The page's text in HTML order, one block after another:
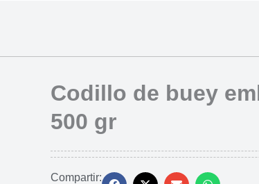
Codillo de buey
500 gr
Compartir: